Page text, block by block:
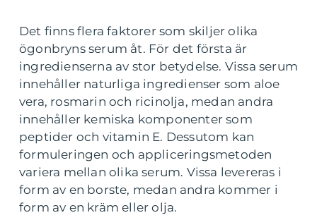
Det finns flera faktorer som skiljer olika
ögonbryns serum åt. För det första är
ingredienserna av stor betydelse. Vissa serum
innehåller naturliga ingredienser som aloe
vera, rosmarin och ricinolja, medan andra
innehåller kemiska komponenter som
peptider och vitamin E. Dessutom kan
formuleringen och appliceringsmetoden
variera mellan olika serum. Vissa levereras i
form av en borste, medan andra kommer i
form av en kräm eller olja.